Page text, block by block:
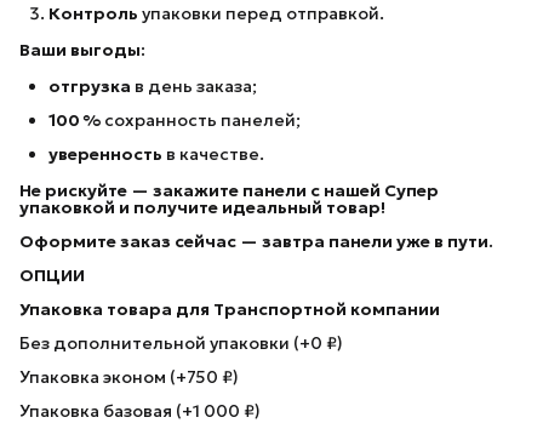
Контроль упаковки перед отправкой.
Ваши выгоды:
отгрузка в день заказа;
100 % сохранность панелей;
уверенность в качестве.
Не рискуйте — закажите панели с нашей Супер
упаковкой и получите идеальный товар!
Оформите заказ сейчас — завтра панели уже в пути.
ОПЦИИ
Упаковка товара для Транспортной компании
Без дополнительной упаковки (+0 ₽)
Упаковка эконом (+750 ₽)
Упаковка базовая (+1 000 ₽)